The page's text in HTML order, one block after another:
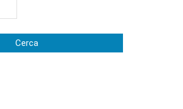
Cerca